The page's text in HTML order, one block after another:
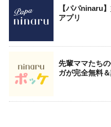
【パパninaru
アプリ
先輩ママたち
ガが完全無料